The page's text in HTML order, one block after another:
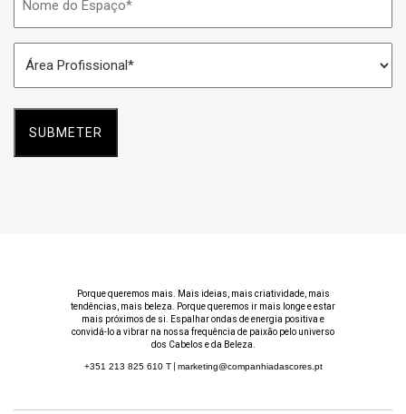
do
Espaço
Profissional
*
Porque queremos mais. Mais ideias, mais criatividade, mais
tendências, mais beleza. Porque queremos ir mais longe e estar
mais próximos de si. Espalhar ondas de energia positiva e
convidá-lo a vibrar na nossa frequência de paixão pelo universo
dos Cabelos e da Beleza.
+351 213 825 610 T| marketing@companhiadascores.pt